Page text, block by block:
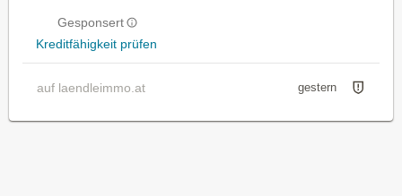
Gesponsert
Kreditfähigkeit prüfen
auf laendleimmo.at gestern